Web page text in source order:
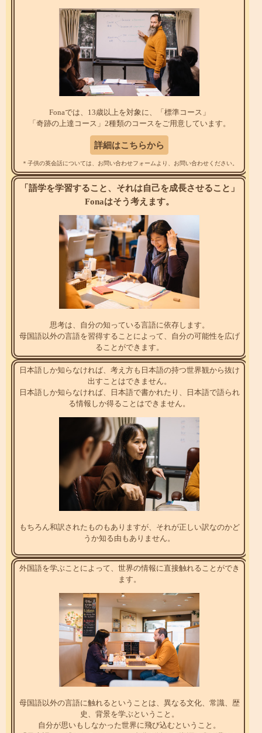
Fonaでは、13歳以上を対象に、
「標準コース」
「奇跡の上達コース」 2種類のコースをご用意しています。
詳細はこちらから
＊子供の英会話については、お問い合わせフォームより、お問い合わせください。
「語学を学習すること、それは自己を成長させること」
Fonaはそう考えます。
思考は、自分の知っている言語に依存します。
母国語以外の言語を習得することによって、自分の可能性を広げ
ることができます。
日本語しか知らなければ、考え方も日本語の持つ世界観から抜け
出すことはできません。
日本語しか知らなければ、日本語で書かれたり、日本語で語られ
る情報しか得ることはできません。
もちろん和訳されたものもありますが、それが正しい訳なのかど
うか知る由もありません。
外国語を学ぶことによって、世界の情報に直接触れることができ
ます。
母国語以外の言語に触れるということは、異なる文化、常識、歴
史、背景を学ぶということ。
自分が思いもしなかった世界に飛び込むということ。